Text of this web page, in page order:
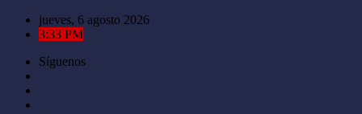
Saltar
jueves, 6 agosto 2026
3:33 PM
Síguenos